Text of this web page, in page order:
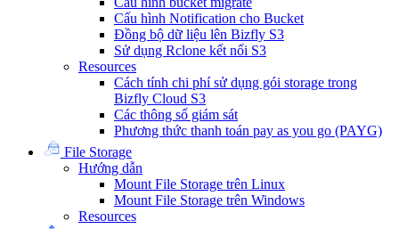
Cấu hình Notification cho Bucket
Đồng bộ dữ liệu lên Bizfly S3
Sử dụng Rclone kết nối S3
Resources
Cách tính chi phí sử dụng gói storage trong
Bizfly Cloud S3
Các thông số giám sát
Phương thức thanh toán pay as you go (PAYG)
File Storage
Hướng dẫn
Mount File Storage trên Linux
Mount File Storage trên Windows
Resources